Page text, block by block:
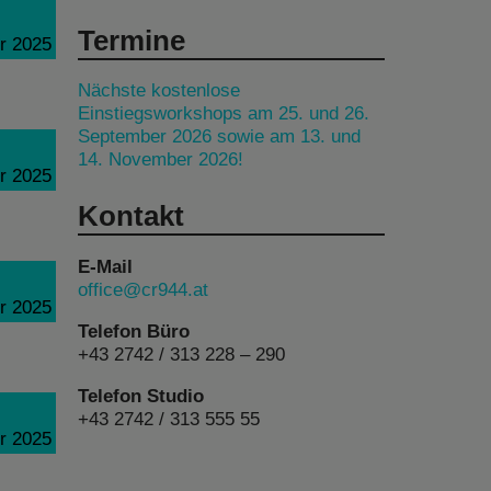
2025
2025
2025
2025
Termine
Nächste kostenlose
Einstiegsworkshops am 25. und 26.
September 2026 sowie am 13. und
14. November 2026!
Kontakt
E-Mail
office@cr944.at
Telefon Büro
+43 2742 / 313 228 – 290
Telefon Studio
+43 2742 / 313 555 55